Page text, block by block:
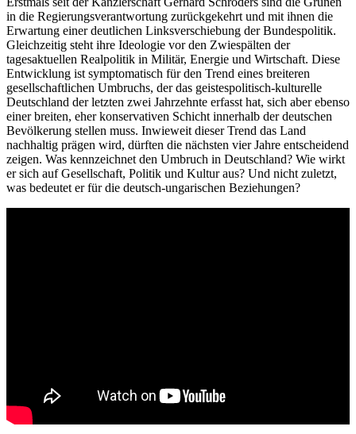
in die Regierungsverantwortung zurückgekehrt und mit ihnen die
Erwartung einer deutlichen Linksverschiebung der Bundespolitik.
Gleichzeitig steht ihre Ideologie vor den Zwiespälten der
tagesaktuellen Realpolitik in Militär, Energie und Wirtschaft. Diese
Entwicklung ist symptomatisch für den Trend eines breiteren
gesellschaftlichen Umbruchs, der das geistespolitisch-kulturelle
Deutschland der letzten zwei Jahrzehnte erfasst hat, sich aber ebenso
einer breiten, eher konservativen Schicht innerhalb der deutschen
Bevölkerung stellen muss. Inwieweit dieser Trend das Land
nachhaltig prägen wird, dürften die nächsten vier Jahre entscheidend
zeigen. Was kennzeichnet den Umbruch in Deutschland? Wie wirkt
er sich auf Gesellschaft, Politik und Kultur aus? Und nicht zuletzt,
was bedeutet er für die deutsch-ungarischen Beziehungen?